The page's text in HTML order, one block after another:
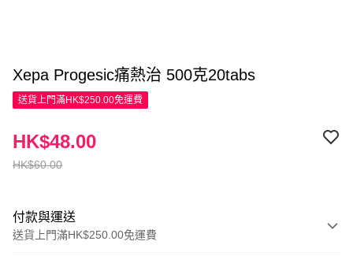
Xepa Progesic痛熱治 500克20tabs
送貨上門滿HK$250.00免運費
HK$60.00
HK$48.00
付款與運送
送貨上門滿HK$250.00免運費